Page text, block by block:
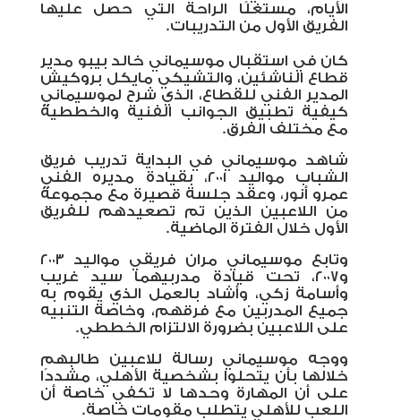
الأيام، مستغلًا الراحة التي حصل عليها
الفريق الأول من التدريبات.
كان في استقبال موسيماني خالد بيبو مدير
قطاع الناشئين، والتشيكي مايكل بروكيش
المدير الفني للقطاع، الذي شرح لموسيماني
كيفية تطبيق الجوانب الفنية والخططية
مع مختلف الفرق.
شاهد موسيماني في البداية تدريب فريق
الشباب مواليد ٢٠٠١، بقيادة مديره الفني
عمرو أنور، وعقد جلسة قصيرة مع مجموعة
من اللاعبين الذين تم تصعيدهم للفريق
الأول خلال الفترة الماضية.
وتابع موسيماني مران فريقي مواليد ٢٠٠٣
و٢٠٠٧، تحت قيادة مدربيهما سيد غريب
وأسامة زكي، وأشاد بالعمل الذي يقوم به
جميع المدربين مع فرقهم، وخاصة التنبيه
على اللاعبين بضرورة الالتزام الخططي.
ووجه موسيماني رسالة للاعبين طالبهم
خلالها بأن يتحلوا بشخصية الأهلي، مشددًا
على أن المهارة وحدها لا تكفي خاصة أن
اللعب للأهلي يتطلب مقومات خاصة.